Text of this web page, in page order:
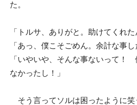
た。
「トルサ、ありがと。助けてくれた
「あっ、僕こそごめん。余計な事
「いやいや、そんな事ないって！
なかったし！」
そう言ってソルは困ったように笑